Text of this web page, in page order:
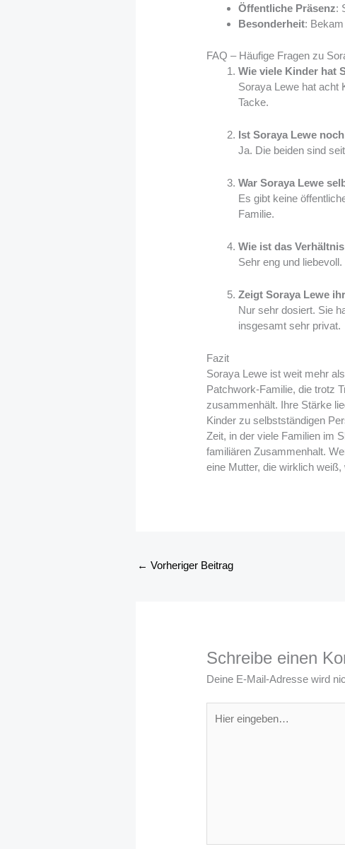
Öffentliche Präsenz:
Besonderheit:
FAQ – Häufige Fragen zu
Wie viele Kinder hat
Soraya Lewe hat acht
Tacke.
Ist Soraya Lewe
Ja. Die beiden sind
War Soraya Lewe
Es gibt keine
Familie.
Wie ist das
Sehr eng und
Zeigt Soraya Lewe
Nur sehr dosiert. Sie
insgesamt sehr privat.
Fazit
Soraya Lewe ist weit mehr
Patchwork-Familie, die trotz
zusammenhält. Ihre Stärke
Kinder zu selbstständigen
Zeit, in der viele Familien im
familiären Zusammenhalt.
eine Mutter, die wirklich
← Vorheriger Beitrag
Schreibe einen
Deine E-Mail-Adresse wird
eingeben…